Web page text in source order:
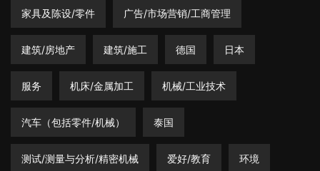
家具及陈设/零件 广告/市场营销/工商管理
建筑/房地产 建筑/施工 德国 日本
服务 机床/金属加工 机械/工业技术
汽车（包括零件/机械） 泰国
测试/测量与分析/精密机械 爱好/教育 环境